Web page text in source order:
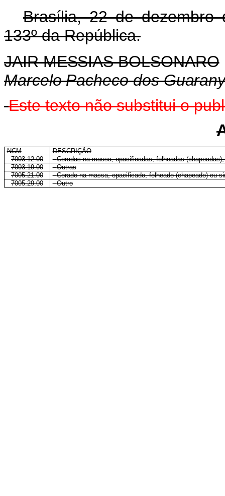
Brasília, 22 de dezembro
133º da República.
JAIR MESSIAS BOLSONARO
Marcelo Pacheco dos
Este texto não substitui o
NCM
DESCRIÇÃO
7003.12.00
-Coradas na massa, opacificadas, folheadas
7003.19.00
-Outras
7005.21.00
-Corado na massa, opacificado, folheado (chapeado) ou
7005.29.00
-Outro